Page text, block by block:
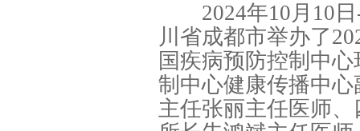
2024年10月10日-
川省成都市举办了
国疾病预防控制中
制中心健康传播中
主任张丽主任医师